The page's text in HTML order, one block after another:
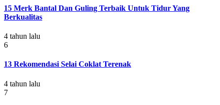
15 Merk Bantal Dan Guling Terbaik Untuk Tidur Yang
Berkualitas
4 tahun lalu
6
13 Rekomendasi Selai Coklat Terenak
4 tahun lalu
7